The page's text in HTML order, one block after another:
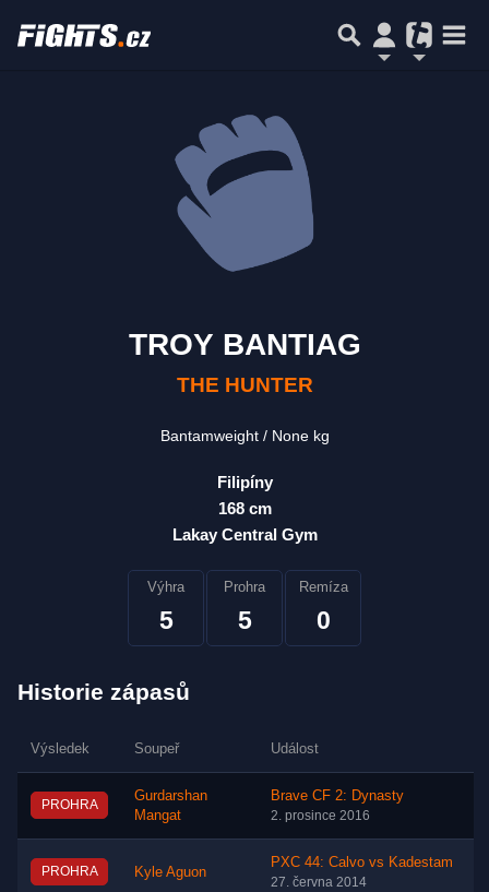
TROY BANTIAG
THE HUNTER
Bantamweight None kg
Filipíny
168 cm
Lakay Central Gym
Výhra
5
Prohra
5
Remíza
0
Historie zápasů
Výsledek Soupeř Událost
PROHRA
Gurdarshan
Mangat
Brave CF 2: Dynasty
2. prosince 2016
PROHRA Kyle Aguon
PXC 44: Calvo vs Kadestam
27. června 2014